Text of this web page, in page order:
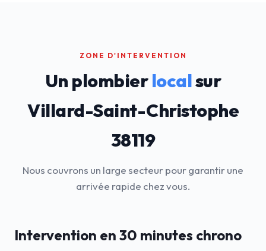
ZONE D'INTERVENTION
Un plombierlocalsur
Villard-Saint-Christophe
38119
Nous couvrons un large secteur pour garantir une
arrivée rapide chez vous.
Intervention en 30 minutes chrono